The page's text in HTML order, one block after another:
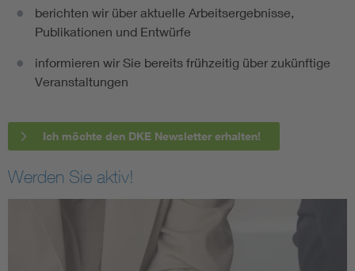
berichten wir über aktuelle Arbeitsergebnisse,
Publikationen und Entwürfe
informieren wir Sie bereits frühzeitig über zukünftige
Veranstaltungen
Ich möchte den DKE Newsletter erhalten!
Werden Sie aktiv!